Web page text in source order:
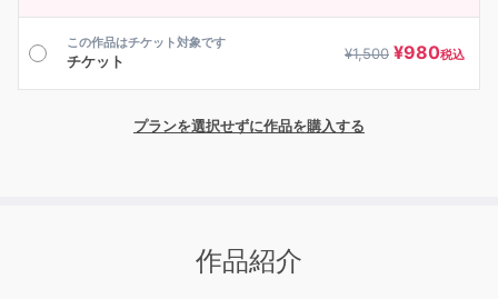
この作品はチケット対象です
チケット ¥1,500 ¥980税込
プランを選択せずに作品を購入する
作品紹介